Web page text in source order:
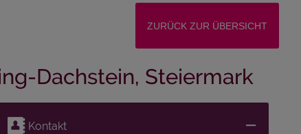
ZURÜCK ZUR ÜBERSICHT
Dachstein, Steiermark
Kontakt